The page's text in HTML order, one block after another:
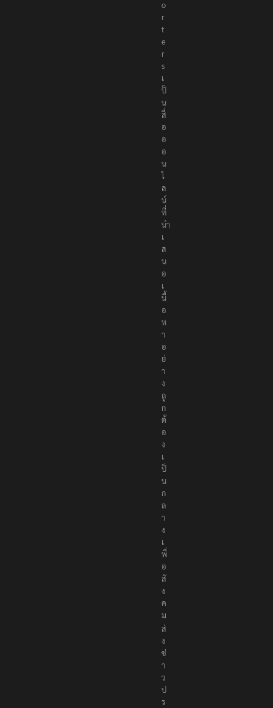
o
r
t
e
r
s
เ
ป็
น
สื่
อ
อ
อ
น
ไ
ล
น์
ที่
นำ
เ
ส
น
อ
เ
นื้
อ
ห
า
อ
ย่
า
ง
ถู
ก
ต้
อ
ง
เ
ป็
น
ก
ล
า
ง
เ
พื่
อ
สั
ง
ค
ม
ส่
ง
ข่
า
ว
ป
ร